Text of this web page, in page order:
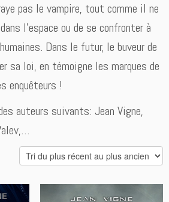
pas le vampire, tout comme il ne
l’espace ou de se confronter à
Dans le futur, le buveur de
sa loi, en témoigne les marques de
enquêteurs !
auteurs suivants: Jean Vigne,